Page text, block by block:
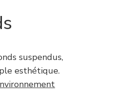
suspendus,
esthétique.